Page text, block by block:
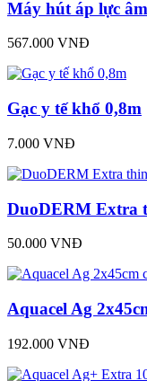
Máy hút áp lực
567.000 VNĐ
Gạc y tế khổ 0,8m
7.000 VNĐ
DuoDERM Extra
50.000 VNĐ
Aquacel Ag
192.000 VNĐ